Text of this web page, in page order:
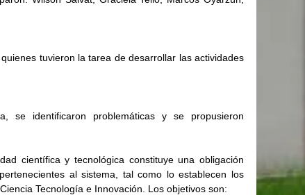
tuvieron la tarea de desarrollar las actividades
se identificaron problemáticas y se propusieron
científica y tecnológica constituye una obligación
al sistema, tal como lo establecen los
Tecnología e Innovación. Los objetivos son: